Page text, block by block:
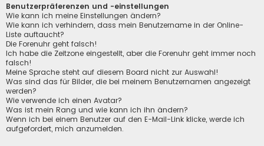
Benutzerpräferenzen und -einstellungen
Wie kann ich meine Einstellungen ändern?
Wie kann ich verhindern, dass mein Benutzername in der Online-
Liste auftaucht?
Die Forenuhr geht falsch!
Ich habe die Zeitzone eingestellt, aber die Forenuhr geht immer noch
falsch!
Meine Sprache steht auf diesem Board nicht zur Auswahl!
Was sind das für Bilder, die bei meinem Benutzernamen angezeigt
werden?
Wie verwende ich einen Avatar?
Was ist mein Rang und wie kann ich ihn ändern?
Wenn ich bei einem Benutzer auf den E-Mail-Link klicke, werde ich
aufgefordert, mich anzumelden.